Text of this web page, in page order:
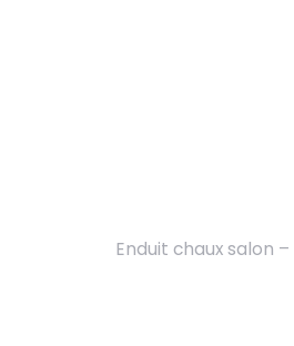
Enduit chaux salon